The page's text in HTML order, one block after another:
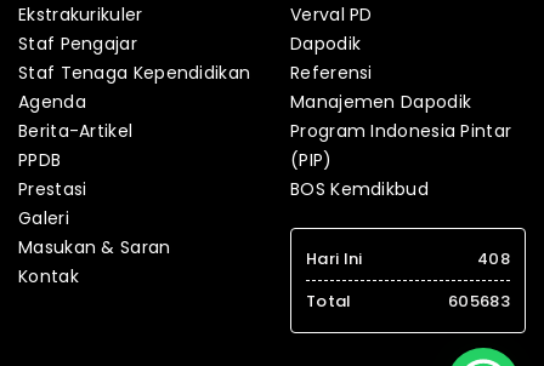
Ekstrakurikuler
Staf Pengajar
Staf Tenaga Kependidikan
Agenda
Berita-Artikel
PPDB
Prestasi
Galeri
Masukan & Saran
Kontak
Verval PD
Dapodik
Referensi
Manajemen Dapodik
Program Indonesia Pintar
(PIP)
BOS Kemdikbud
Hari Ini
408
Total
605683